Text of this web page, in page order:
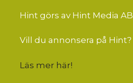
Hint görs av Hint Media AB
Vill du annonsera på Hint?
Läs mer här!